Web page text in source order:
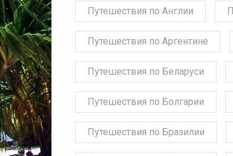
Путешествия по Англии
Путешествия по Аргентине
Путешествия по Беларуси
Путешествия по Болгарии
Путешествия по Бразилии